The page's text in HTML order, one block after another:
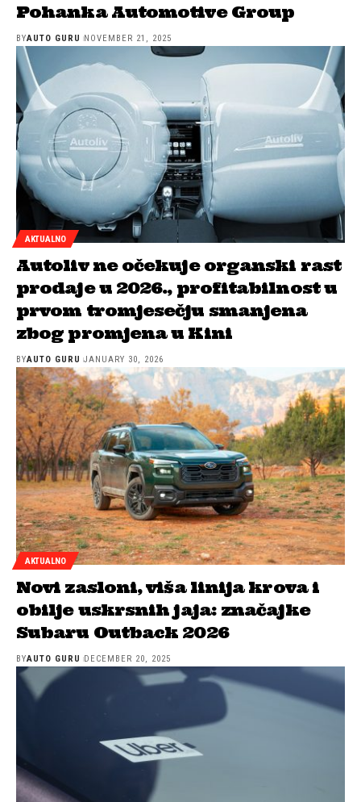
Pohanka Automotive Group
BYAUTO GURU NOVEMBER 21, 2025
AKTUALNO
Autoliv ne očekuje organski rast
prodaje u 2026., profitabilnost u
prvom tromjesečju smanjena
zbog promjena u Kini
BYAUTO GURU JANUARY 30, 2026
AKTUALNO
Novi zasloni, viša linija krova i
obilje uskrsnih jaja: značajke
Subaru Outback 2026
BYAUTO GURU DECEMBER 20, 2025